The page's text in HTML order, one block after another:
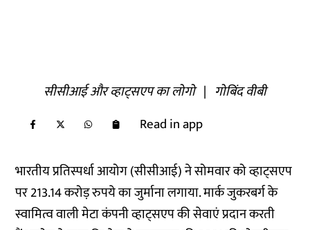
सीसीआई और व्हाट्सएप का लोगो | गोबिंद वीबी
Read in app
भारतीय प्रतिस्पर्धा आयोग (सीसीआई) ने सोमवार को व्हाट्सएप
पर 213.14 करोड़ रुपये का जुर्माना लगाया. मार्क जुकरबर्ग के
स्वामित्व वाली मेटा कंपनी व्हाट्सएप की सेवाएं प्रदान करती